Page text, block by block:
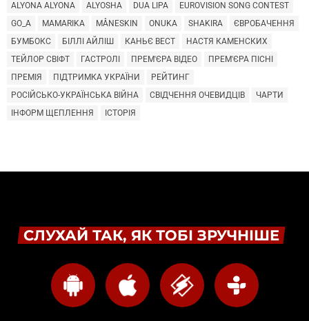
ALYONA ALYONA ALYOSHA DUA LIPA
EUROVISION SONG CONTEST
GO_A
MAMARIKA MÅNESKIN ONUKA SHAKIRA
ЄВРОБАЧЕННЯ
БУМБОКС
БІЛЛІ АЙЛІШ КАНЬЄ ВЕСТ
НАСТЯ КАМЕНСКИХ
ТЕЙЛОР СВІФТ
ГАСТРОЛІ ПРЕМ'ЄРА ВІДЕО
ПРЕМ'ЄРА ПІСНІ
ПРЕМІЯ
ПІДТРИМКА УКРАЇНИ
РЕЙТИНГ
РОСІЙСЬКО-УКРАЇНСЬКА ВІЙНА
СВІДЧЕННЯ ОЧЕВИДЦІВ
ЧАРТИ
ІНФОРМ ЩЕПЛЕННЯ
ІСТОРІЯ
СЛУХАЙ ТАК, ЯК ТОБІ ЗРУЧНІШЕ